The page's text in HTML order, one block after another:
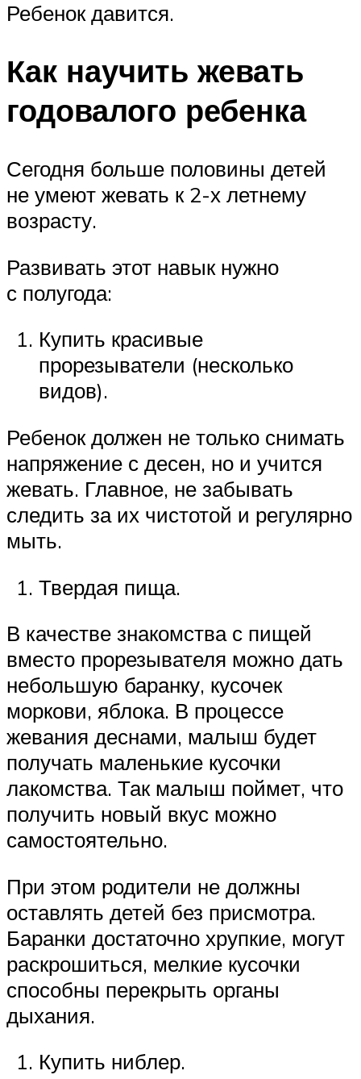
Ребенок давится.
Как научить жевать
годовалого ребенка
Сегодня больше половины детей
не умеют жевать к 2-х летнему
возрасту.
Развивать этот навык нужно
с полугода:
Купить красивые
прорезыватели (несколько
видов).
Ребенок должен не только снимать
напряжение с десен, но и учится
жевать. Главное, не забывать
следить за их чистотой и регулярно
мыть.
Твердая пища.
В качестве знакомства с пищей
вместо прорезывателя можно дать
небольшую баранку, кусочек
моркови, яблока. В процессе
жевания деснами, малыш будет
получать маленькие кусочки
лакомства. Так малыш поймет, что
получить новый вкус можно
самостоятельно.
При этом родители не должны
оставлять детей без присмотра.
Баранки достаточно хрупкие, могут
раскрошиться, мелкие кусочки
способны перекрыть органы
дыхания.
Купить ниблер.